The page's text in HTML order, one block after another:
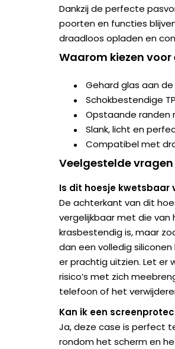
Dankzij de perfecte
poorten en functies
draadloos opladen en
Waarom kiezen voor
Gehard glas aan
Schokbestendige
Opstaande randen
Slank, licht en
Compatibel met
Veelgestelde vragen
Is dit hoesje kwetsbaar
De achterkant van dit
vergelijkbaar met die
krasbestendig is, maar
dan een volledig
er prachtig uitzien. Let er
risico’s met zich
telefoon of het
Kan ik een
Ja, deze case is perfect
rondom het scherm en